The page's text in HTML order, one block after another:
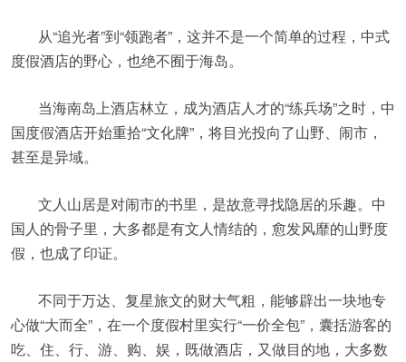
从“追光者”到“领跑者”，这并不是一个简单的过程，中式
度假酒店的野心，也绝不囿于海岛。
当海南岛上酒店林立，成为酒店人才的“练兵场”之时，中
国度假酒店开始重拾“文化牌”，将目光投向了山野、闹市，
甚至是异域。
文人山居是对闹市的书里，是故意寻找隐居的乐趣。中
国人的骨子里，大多都是有文人情结的，愈发风靡的山野度
假，也成了印证。
不同于万达、复星旅文的财大气粗，能够辟出一块地专
心做“大而全”，在一个度假村里实行“一价全包”，囊括游客的
吃、住、行、游、购、娱，既做酒店，又做目的地，大多数